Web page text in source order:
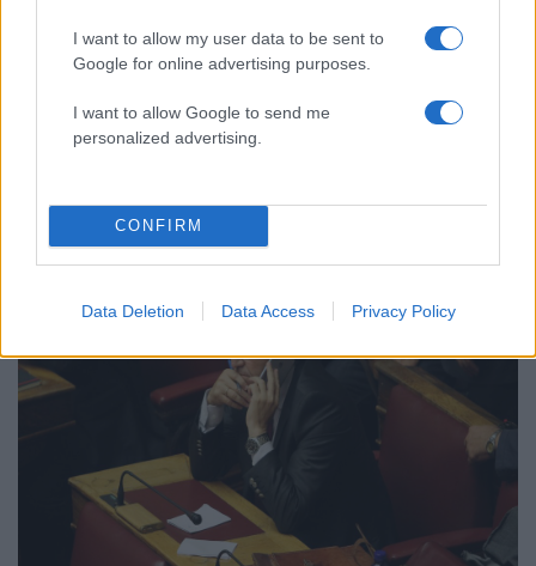
I want to allow my user data to be sent to
Google for online advertising purposes.
I want to allow Google to send me
personalized advertising.
CONFIRM
Data Deletion Data Access Privacy Policy
20:16 16.07.17
Υπόθεση ”Ερρίκος Ντυνάν” – Πρώην
πρόεδρος ζητά να ακυρωθεί η ”τσουχτερή”